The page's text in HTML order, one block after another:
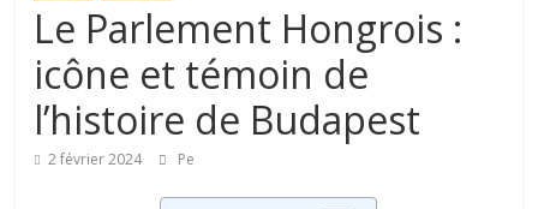
Le Parlement Hongrois :
icône et témoin de
l’histoire de Budapest
2 février 2024 Pe